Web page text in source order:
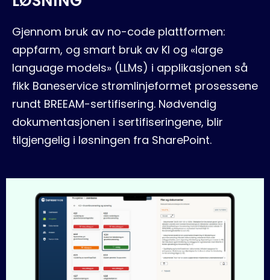
Gjennom bruk av no-code plattformen:
appfarm, og smart bruk av KI og «large
language models» (LLMs) i applikasjonen så
fikk Baneservice strømlinjeformet prosessene
rundt BREEAM-sertifisering. Nødvendig
dokumentasjonen i sertifiseringene, blir
tilgjengelig i løsningen fra SharePoint.